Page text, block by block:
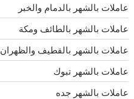
عاملات بالشهر بالدمام والخبر
عاملات بالشهر بالطائف ومكة
عاملات بالشهر بالقطيف والظهران
عاملات بالشهر تبوك
عاملات بالشهر جده